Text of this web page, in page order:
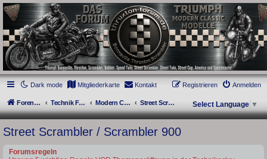
thruxton-forum.de
DAS FORUM! Alles rund um die Triumph Modern Classic Modelle. Das Forum für
die New Bonneville Baureihen ab BJ 2001. Triumph Bonneville, Thruxton,
Scrambler, Bobber, Speed Twin, Street Scrambler, Street Twin, Street Cup, America
und Speedmaster.
Dark mode
Mitgliederkarte Kontakt Anmelden
Registrieren
Foren-Übersicht Technik Forum Modern Classics - Baujahre ab 2016 [LC] Street Scrambler / Scrambler 900 Select Language ▼
Street Scrambler / Scrambler 900
Forumsregeln